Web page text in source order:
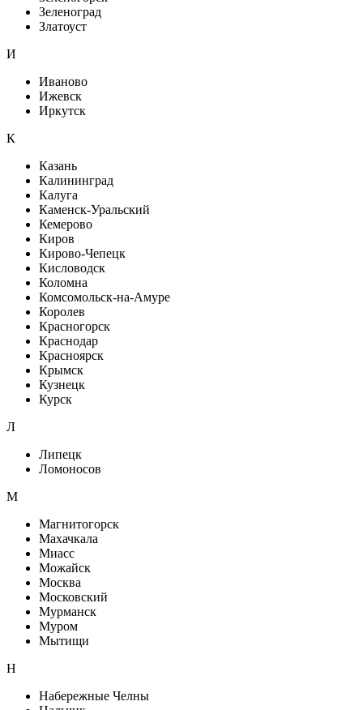
Зеленоград
Златоуст
И
Иваново
Ижевск
Иркутск
К
Казань
Калининград
Калуга
Каменск-Уральский
Кемерово
Киров
Кирово-Чепецк
Кисловодск
Коломна
Комсомольск-на-Амуре
Королев
Красногорск
Краснодар
Красноярск
Крымск
Кузнецк
Курск
Л
Липецк
Ломоносов
М
Магнитогорск
Махачкала
Миасс
Можайск
Москва
Московский
Мурманск
Муром
Мытищи
Н
Набережные Челны